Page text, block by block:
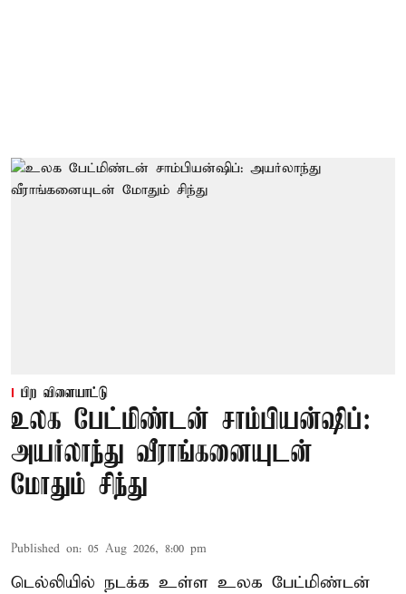
பிற விளையாட்டு
உலக பேட்மிண்டன் சாம்பியன்ஷிப்:
அயர்லாந்து வீராங்கனையுடன்
மோதும் சிந்து
Published on: 05 Aug 2026, 8:00 pm
டெல்லியில் நடக்க உள்ள உலக பேட்மிண்டன்